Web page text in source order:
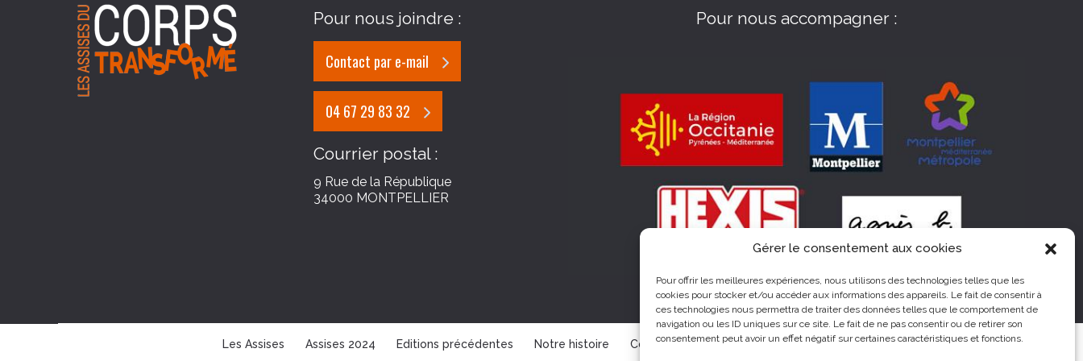
Gérer le consentement aux cookies
Pour offrir les meilleures expériences, nous utilisons des technologies telles que les
cookies pour stocker et/ou accéder aux informations des appareils. Le fait de consentir à
ces technologies nous permettra de traiter des données telles que le comportement de
navigation ou les ID uniques sur ce site. Le fait de ne pas consentir ou de retirer son
consentement peut avoir un effet négatif sur certaines caractéristiques et fonctions.
Pour nous joindre :
Contact par e-mail
04 67 29 83 32
Courrier postal :
9 Rue de la République
34000 MONTPELLIER
Pour nous accompagner :
Les Assises Assises 2024 Editions précédentes Notre histoire Contenu Multimédia Infos pratiques